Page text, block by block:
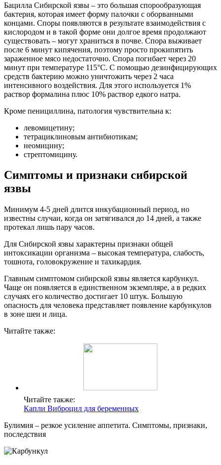
Бацилла Сибирской язвы – это большая спорообразующая
бактерия, которая имеет форму палочки с оборванными
концами. Споры появляются в результате взаимодействия с
кислородом и в такой форме они долгое время продолжают
существовать – могут храниться в почве. Спора выживает
после 6 минут кипячения, поэтому просто прокипятить
зараженное мясо недостаточно. Спора погибает через 20
минут при температуре 115°С. С помощью дезинфицирующих
средств бактерию можно уничтожить через 2 часа
интенсивного воздействия. Для этого используется 1%
раствор формалина плюс 10% раствор едкого натра.
Кроме пенициллина, патология чувствительна к:
левомицетину;
тетрациклиновым антибиотикам;
неомицину;
стрептомицину.
Симптомы и признаки сибирской
язвы
Минимум 4-5 дней длится инкубационный период, но
известны случаи, когда он затягивался до 14 дней, а также
протекал лишь пару часов.
Для Сибирской язвы характерны признаки общей
интоксикации организма – высокая температура, слабость,
тошнота, головокружение и тахикардия.
Главным симптомом сибирской язвы является карбункул.
Чаще он появляется в единственном экземпляре, а в редких
случаях его количество достигает 10 штук. Большую
опасность для человека представляет появление карбункулов
в зоне шеи и лица.
Читайте также:
Читайте также:
Капли Виброцил для беременных
Булимия – резкое усиление аппетита. Симптомы, признаки,
последствия